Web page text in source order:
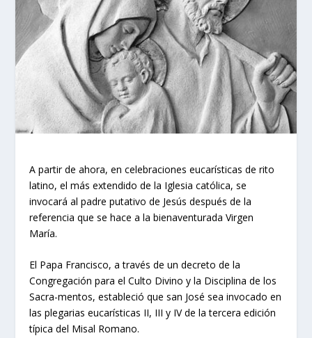
A partir de ahora, en celebraciones eucarísticas de rito
latino, el más extendido de la Iglesia católica, se
invocará al padre putativo de Jesús después de la
referencia que se hace a la bienaventurada Virgen
María.
El Papa Francisco, a través de un decreto de la
Congregación para el Culto Divino y la Disciplina de los
Sacra-mentos, estableció que san José sea invocado en
las plegarias eucarísticas II, III y IV de la tercera edición
típica del Misal Romano.